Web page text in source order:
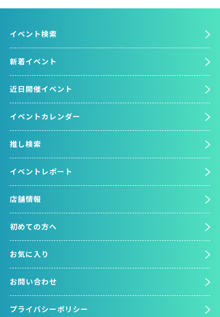
イベント検索
新着イベント
近日開催イベント
イベントカレンダー
推し検索
イベントレポート
店舗情報
初めての方へ
お気に入り
お問い合わせ
プライバシーポリシー